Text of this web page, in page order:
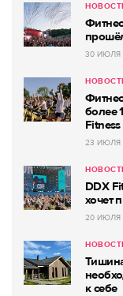
30 ИЮЛЯ
более
Fitness
23 ИЮЛЯ
DDX
хочет
20 ИЮЛЯ
к себе